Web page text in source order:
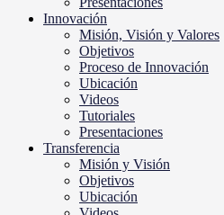
Innovación
Misión, Visión y Valores
Objetivos
Proceso de Innovación
Ubicación
Videos
Tutoriales
Presentaciones
Transferencia
Misión y Visión
Objetivos
Ubicación